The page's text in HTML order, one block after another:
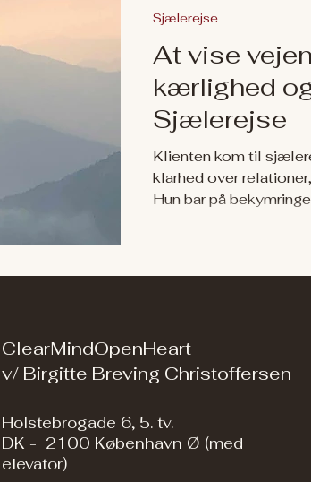
At vise
kærlighed
Sjælerejse
Klienten kom til
klarhed over
Hun bar på
nogle gange også
Sjælerejse
ClearMindOpenHeart
v/ Birgitte Breving Christoffersen
Holstebrogade 6, 5. tv.
DK - 2100 København Ø (med
elevator)